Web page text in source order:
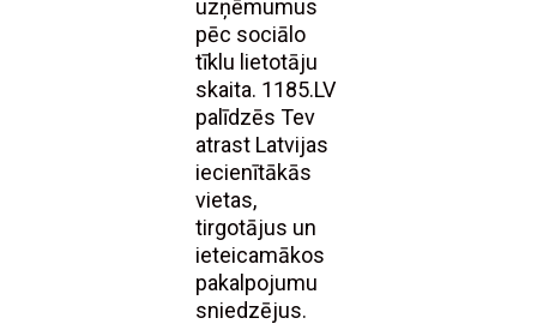
uzņēmumus
pēc sociālo
tīklu lietotāju
skaita. 1185.LV
palīdzēs Tev
atrast Latvijas
iecienītākās
vietas,
tirgotājus un
ieteicamākos
pakalpojumu
sniedzējus.